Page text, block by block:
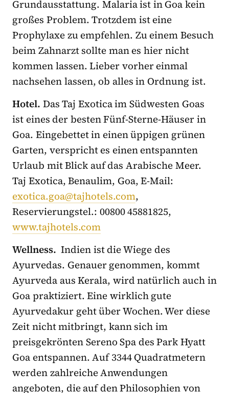
Grundausstattung. Malaria ist in Goa kein
großes Problem. Trotzdem ist eine
Prophylaxe zu empfehlen. Zu einem Besuch
beim Zahnarzt sollte man es hier nicht
kommen lassen. Lieber vorher einmal
nachsehen lassen, ob alles in Ordnung ist.
Hotel. Das Taj Exotica im Südwesten Goas
ist eines der besten Fünf-Sterne-Häuser in
Goa. Eingebettet in einen üppigen grünen
Garten, verspricht es einen entspannten
Urlaub mit Blick auf das Arabische Meer.
Taj Exotica, Benaulim, Goa, E-Mail:
exotica.goa@tajhotels.com,
Reservierungstel.: 00800 45881825,
www.tajhotels.com
Wellness. Indien ist die Wiege des
Ayurvedas. Genauer genommen, kommt
Ayurveda aus Kerala, wird natürlich auch in
Goa praktiziert. Eine wirklich gute
Ayurvedakur geht über Wochen. Wer diese
Zeit nicht mitbringt, kann sich im
preisgekrönten Sereno Spa des Park Hyatt
Goa entspannen. Auf 3344 Quadratmetern
werden zahlreiche Anwendungen
angeboten, die auf den Philosophien von